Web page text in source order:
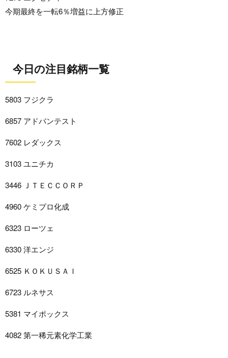
今期最終を一転6％増益に上方修正
今日の注目銘柄一覧
5803 フジクラ
6857 アドバンテスト
7602 レダックス
3103 ユニチカ
3446 ＪＴＥＣＣＯＲＰ
4960 ケミプロ化成
6323 ローツェ
6330 洋エンジ
6525 ＫＯＫＵＳＡＩ
6723 ルネサス
5381 マイポックス
4082 第一稀元素化学工業